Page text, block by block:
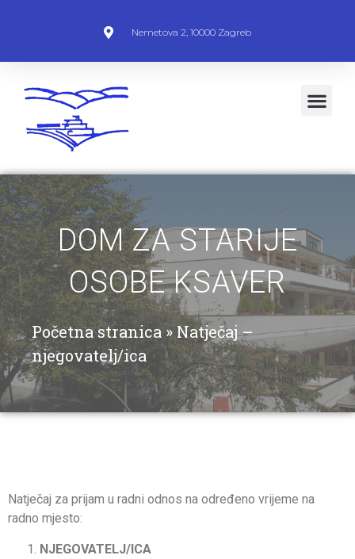
Nemetova 2, 10000 Zagreb
DOM ZA STARIJE
OSOBE KSAVER
Početna stranica»Natječaj –
njegovatelj/ica
Natječaj za prijam u radni odnos na određeno vrijeme na
radno mjesto:
NJEGOVATELJ/ICA